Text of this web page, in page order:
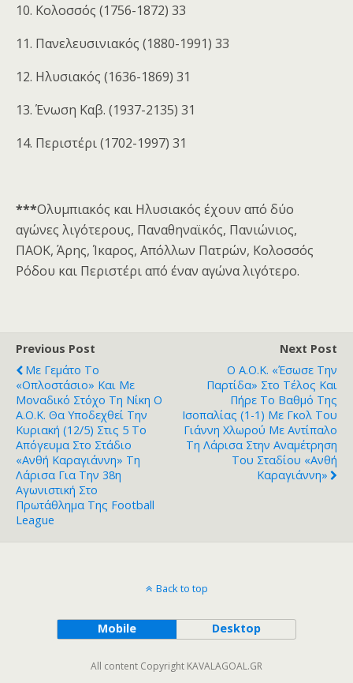
10. Κολοσσός (1756-1872) 33
11. Πανελευσινιακός (1880-1991) 33
12. Ηλυσιακός (1636-1869) 31
13. Ένωση Καβ. (1937-2135) 31
14. Περιστέρι (1702-1997) 31
***Ολυμπιακός και Ηλυσιακός έχουν από δύο
αγώνες λιγότερους, Παναθηναϊκός, Πανιώνιος,
ΠΑΟΚ, Άρης, Ίκαρος, Απόλλων Πατρών, Κολοσσός
Ρόδου και Περιστέρι από έναν αγώνα λιγότερο.
Previous Post
Με Γεμάτο Το
«οπλοστάσιο» Και Με
Μοναδικό Στόχο Τη Νίκη Ο
Α.Ο.Κ. Θα Υποδεχθεί Την
Κυριακή (12/5) Στις 5 Το
Απόγευμα Στο Στάδιο
«Ανθή Καραγιάννη» Τη
Λάρισα Για Την 38η
Αγωνιστική Στο
Πρωτάθλημα Της Football
League
Next Post
Ο Α.Ο.Κ. «έσωσε Την
Παρτίδα» Στο Τέλος Και
Πήρε Το Βαθμό Της
Ισοπαλίας (1-1) Με Γκολ Του
Γιάννη Χλωρού Με Αντίπαλο
Τη Λάρισα Στην Αναμέτρηση
Του Σταδίου «Ανθή
Καραγιάννη»
Back to top
Mobile Desktop
All content Copyright KAVALAGOAL.GR